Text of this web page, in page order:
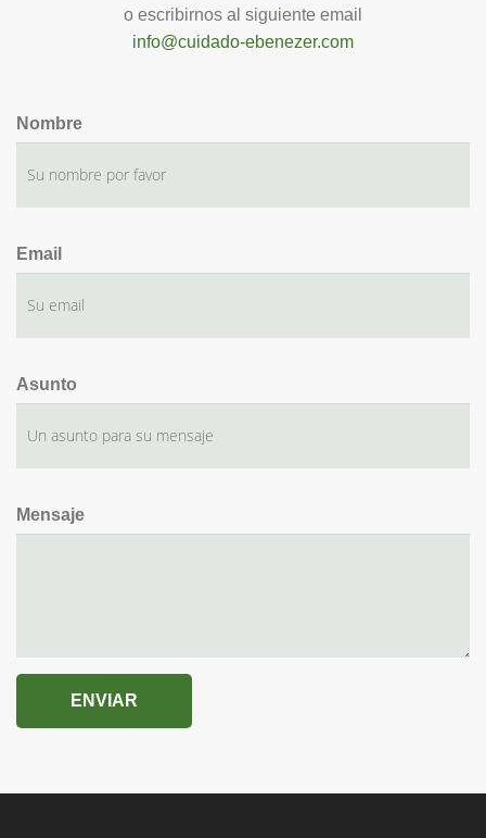
o escribirnos al siguiente email
info@cuidado-ebenezer.com
Nombre
Email
Asunto
Mensaje
ENVIAR